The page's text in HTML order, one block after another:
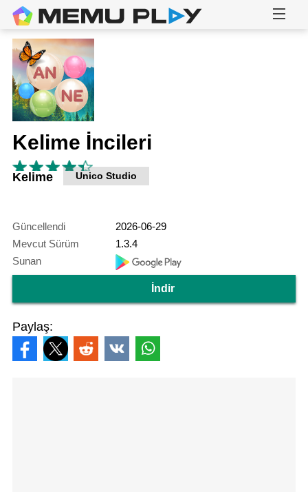
Kelime İncileri
Kelime Unico Studio
Güncellendi
2026-06-29
Mevcut Sürüm
1.3.4
Sunan
İndir
Paylaş: